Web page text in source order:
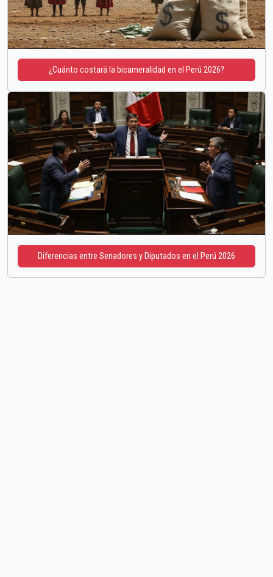
¿Cuánto costará la bicameralidad en el Perú 2026?
Diferencias entre Senadores y Diputados en el Perú 2026